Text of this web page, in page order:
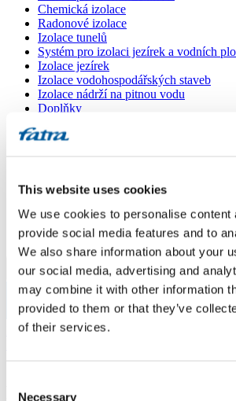
This website uses cookies
We use cookies to personalise content
provide social media features and to
We also share information about your
our social media, advertising and
may combine it with other information
provided to them or that they’ve
of their services.
Necessary
Chemická izolace
Radonové izolace
Izolace tunelů
Systém pro izolaci jezírek a vodních
Izolace jezírek
Izolace vodohospodářských staveb
Izolace nádrží na pitnou vodu
Doplňky
Profil FATRAFAST s výztuží
Ochranná geotextilie
Ostatní doplňky
VŠECHNY PRODUKTY
Menu
Menu
Domů/
Fólie